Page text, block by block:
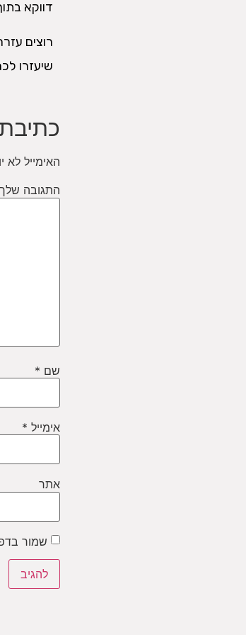
דווקא
רוצים
שיעזרו
האימייל לא
התגובה שלך
שם *
אימייל *
אתר
שמור